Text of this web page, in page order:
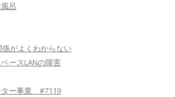
呂
がよくわからない
ースLANの障害
ター事業 #7119